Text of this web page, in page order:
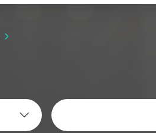
關鍵字